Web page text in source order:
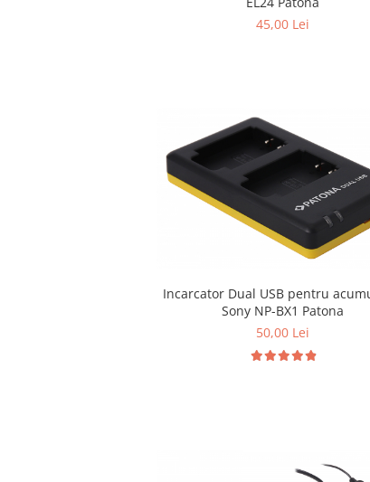
45,00 Lei
Incarcator Dual USB pentru
Sony NP-BX1 Patona
50,00 Lei